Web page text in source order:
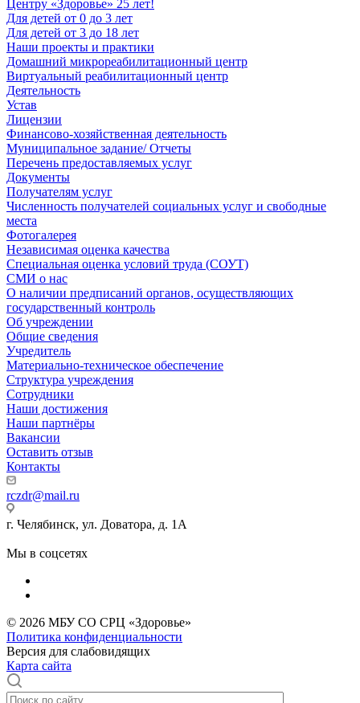
Центру «Здоровье» 25 лет!
Для детей от 0 до 3 лет
Для детей от 3 до 18 лет
Наши проекты и практики
Домашний микрореабилитационный центр
Виртуальный реабилитационный центр
Деятельность
Устав
Лицензии
Финансово-хозяйственная деятельность
Муниципальное задание/ Отчеты
Перечень предоставляемых услуг
Документы
Получателям услуг
Численность получателей социальных услуг и свободные
места
Фотогалерея
Независимая оценка качества
Специальная оценка условий труда (СОУТ)
СМИ о нас
О наличии предписаний органов, осуществляющих
государственный контроль
Об учреждении
Общие сведения
Учредитель
Материально-техническое обеспечение
Структура учреждения
Сотрудники
Наши достижения
Наши партнёры
Вакансии
Оставить отзыв
Контакты
rczdr@mail.ru
г. Челябинск, ул. Доватора, д. 1А
Мы в соцсетях
© 2026 МБУ СО СРЦ «Здоровье»
Политика конфиденциальности
Версия для слабовидящих
Карта сайта